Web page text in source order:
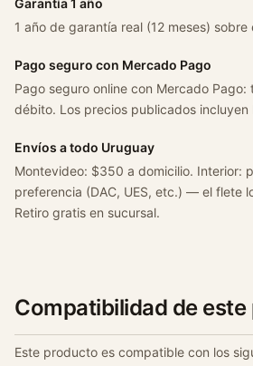
1 año de garantía real (12 meses)
Pago seguro con Mercado Pago
Pago seguro online con Mercado
débito. Los precios publicados incluyen
Envíos a todo Uruguay
Montevideo: $350 a domicilio. Interior:
preferencia (DAC, UES, etc.) — el flete
Retiro gratis en sucursal.
Compatibilidad de
Este producto es compatible con los